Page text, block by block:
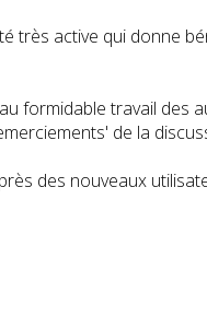
très active qui donne
formidable travail
de la
des nouveaux